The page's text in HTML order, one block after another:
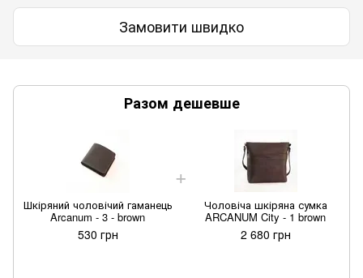
Замовити швидко
Разом дешевше
Шкіряний чоловічий гаманець
Arcanum - 3 - brown
530 грн
Чоловіча шкіряна сумка
ARCANUM City - 1 brown
2 680 грн